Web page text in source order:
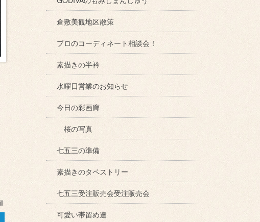
倉敷美観地区散策
プロのコーディネート相談会！
素描きの半衿
水曜日営業のお知らせ
今日の彩画廊
桜の写真
七五三の準備
素描きのタペストリー
七五三受注販売会受注販売会
可愛い帯留め達